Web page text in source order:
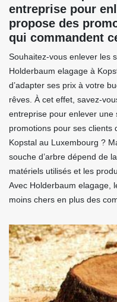
entreprise pour
propose des
qui commandent
Souhaitez-vous enlever les
Holderbaum elagage à
d’adapter ses prix à votre
rêves. À cet effet, savez-
entreprise pour enlever une
promotions pour ses clients
Kopstal au Luxembourg ?
souche d’arbre dépend de
matériels utilisés et les
Avec Holderbaum elagage,
moins chers en plus des